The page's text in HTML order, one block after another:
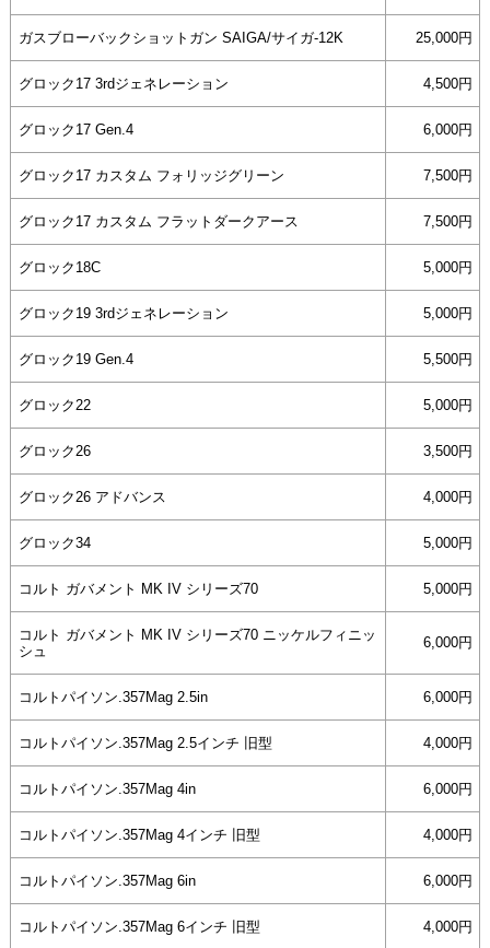
ガスブローバックショットガン SAIGA/サイガ-12K 25,000円
グロック17 3rdジェネレーション 4,500円
グロック17 Gen.4 6,000円
グロック17 カスタム フォリッジグリーン 7,500円
グロック17 カスタム フラットダークアース 7,500円
グロック18C 5,000円
グロック19 3rdジェネレーション 5,000円
グロック19 Gen.4 5,500円
グロック22 5,000円
グロック26 3,500円
グロック26 アドバンス 4,000円
グロック34 5,000円
コルト ガバメント MK IV シリーズ70 5,000円
コルト ガバメント MK IV シリーズ70 ニッケルフィニッ
シュ
6,000円
コルトパイソン.357Mag 2.5in 6,000円
コルトパイソン.357Mag 2.5インチ 旧型 4,000円
コルトパイソン.357Mag 4in 6,000円
コルトパイソン.357Mag 4インチ 旧型 4,000円
コルトパイソン.357Mag 6in 6,000円
コルトパイソン.357Mag 6インチ 旧型 4,000円